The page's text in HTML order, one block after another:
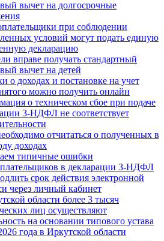
вычет на долгосрочные
при соблюдении
условий могут подать единую
декларацию
вправе получать стандартный
вычет на детей
о доходах и постановке на учет
можно получить онлайн
о техническом сбое при подаче
3-НДФЛ не соответствует
отчитаться о полученных в
доходах
типичные ошибки
в декларации 3-НДФЛ
срок действия электронной
через личный кабинет
области более 3 тысяч
лиц осуществляют
на основании типового устава
года в Иркутской области